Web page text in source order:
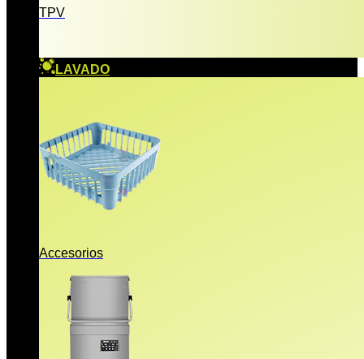
TPV
LAVADO
Accesorios